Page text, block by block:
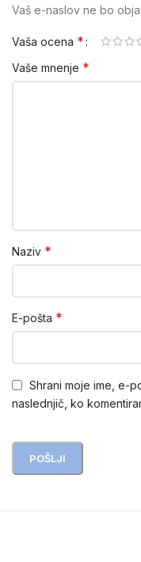
Vaš e-naslov ne bo
Vaša ocena *
Vaše mnenje *
Naziv *
E-pošta *
Shrani moje ime, e-
naslednjič, ko